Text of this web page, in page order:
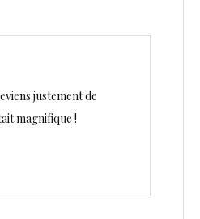
justement de
magnifique !